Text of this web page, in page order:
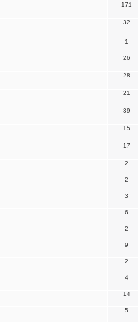
171
32
1
26
28
21
39
15
17
2
2
3
6
2
9
2
4
14
5